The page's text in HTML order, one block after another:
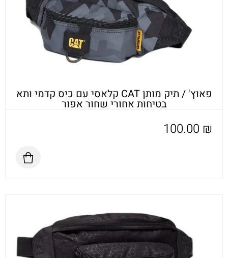
פאוץ' / תיק מותן CAT קלאסי עם כיס קדמי ותא
בטיחות אחורי שחור אפור
100.00 ₪